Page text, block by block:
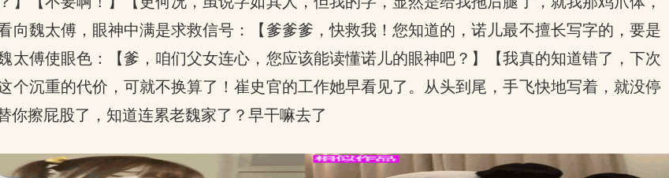
魏太傅，眼神中满是求救信号：【爹爹爹，快救我！您知道的，诺儿最不擅长写字的，要是
傅使眼色：【爹，咱们父女连心，您应该能读懂诺儿的眼神吧？】【我真的知道错了，下次
个沉重的代价，可就不换算了！崔史官的工作她早看见了。从头到尾，手飞快地写着，就没停
擦屁股了，知道连累老魏家了？早干嘛去了